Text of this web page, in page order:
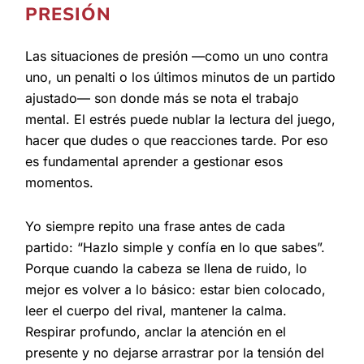
PRESIÓN
Las situaciones de presión —como un uno contra
uno, un penalti o los últimos minutos de un partido
ajustado— son donde más se nota el trabajo
mental. El estrés puede nublar la lectura del juego,
hacer que dudes o que reacciones tarde. Por eso
es fundamental aprender a gestionar esos
momentos.
Yo siempre repito una frase antes de cada
partido: “Hazlo simple y confía en lo que sabes”.
Porque cuando la cabeza se llena de ruido, lo
mejor es volver a lo básico: estar bien colocado,
leer el cuerpo del rival, mantener la calma.
Respirar profundo, anclar la atención en el
presente y no dejarse arrastrar por la tensión del